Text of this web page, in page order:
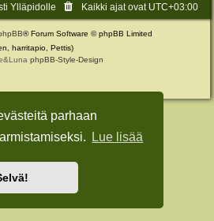
parhaan
Lue lisää
Kaikki ajat ovat UTC+03:00
Ylläpidolle
® Forum Software © phpBB Limited
harritapio, Pettis)
phpBB-Style-Design